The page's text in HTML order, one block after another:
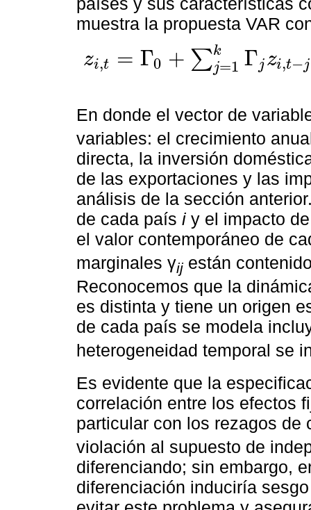
muestra la propuesta VAR
zi,t = Γ0 + ∑k
j=1 Γjzi,t−j
zi,t= Γ0 ∑j= k Γ zi,t +fi+ +e =1 …, N; =1, …,T
En donde el vector de
variables: el crecimiento
directa, la inversión
de las exportaciones y las
análisis de la sección
de cada país i y el impacto
el valor contemporáneo de
marginales γij están
Reconocemos que la
es distinta y tiene un origen
de cada país se modela
heterogeneidad temporal se
Es evidente que la
correlación entre los efectos
particular con los rezagos
violación al supuesto de
diferenciando; sin embargo,
diferenciación induciría